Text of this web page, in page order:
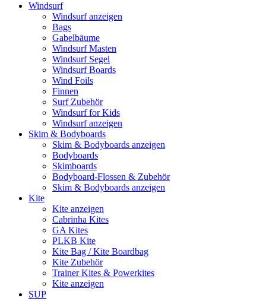
Windsurf
Windsurf anzeigen
Bags
Gabelbäume
Windsurf Masten
Windsurf Segel
Windsurf Boards
Wind Foils
Finnen
Surf Zubehör
Windsurf for Kids
Windsurf anzeigen
Skim & Bodyboards
Skim & Bodyboards anzeigen
Bodyboards
Skimboards
Bodyboard-Flossen & Zubehör
Skim & Bodyboards anzeigen
Kite
Kite anzeigen
Cabrinha Kites
GA Kites
PLKB Kite
Kite Bag / Kite Boardbag
Kite Zubehör
Trainer Kites & Powerkites
Kite anzeigen
SUP